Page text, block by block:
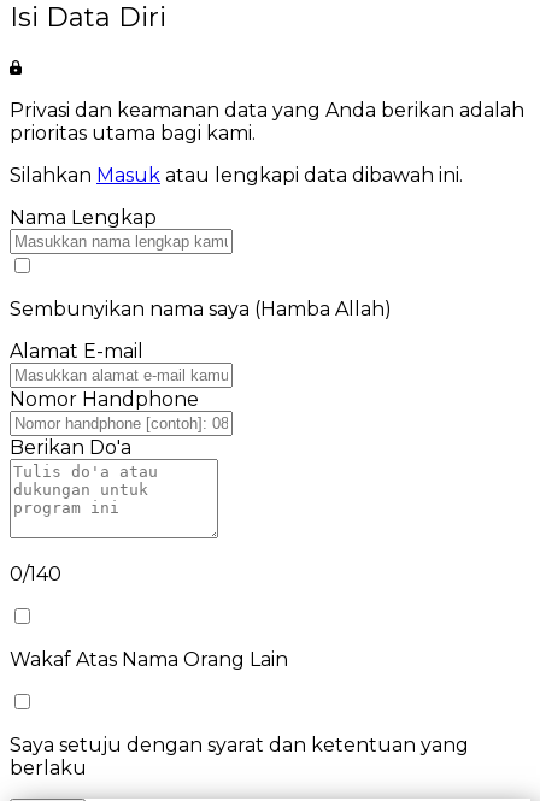
Isi Data Diri
Privasi dan keamanan data yang Anda berikan adalah
prioritas utama bagi kami.
Silahkan Masuk atau lengkapi data dibawah ini.
Nama Lengkap
Sembunyikan nama saya (Hamba Allah)
Alamat E-mail
Nomor Handphone
Berikan Do'a
0/140
Wakaf Atas Nama Orang Lain
Saya setuju dengan syarat dan ketentuan yang
berlaku